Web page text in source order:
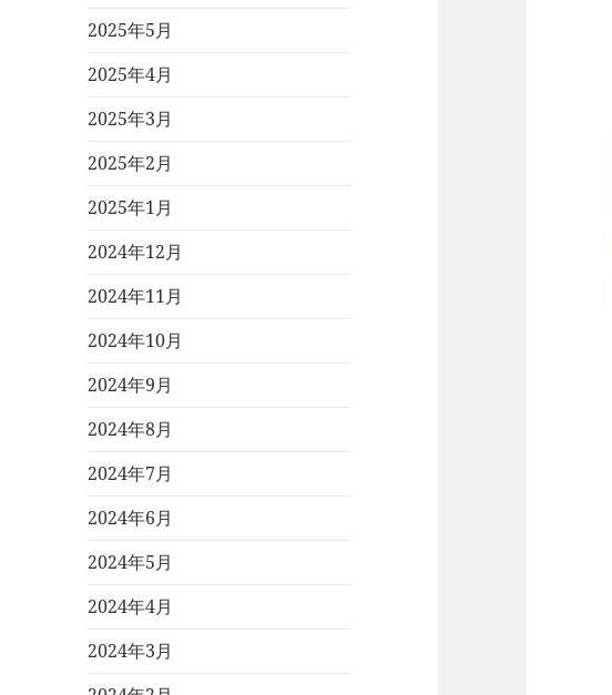
2025年5月
2025年4月
2025年3月
2025年2月
2025年1月
2024年12月
2024年11月
2024年10月
2024年9月
2024年8月
2024年7月
2024年6月
2024年5月
2024年4月
2024年3月